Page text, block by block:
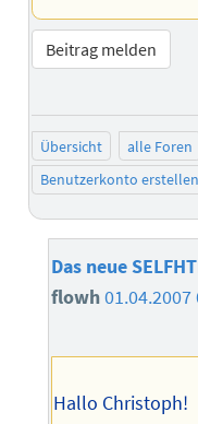
Beitrag melden
Übersicht alle Foren
Benutzerkonto erstellen
Das neue
flowh01.04.2007
Hallo Christoph!